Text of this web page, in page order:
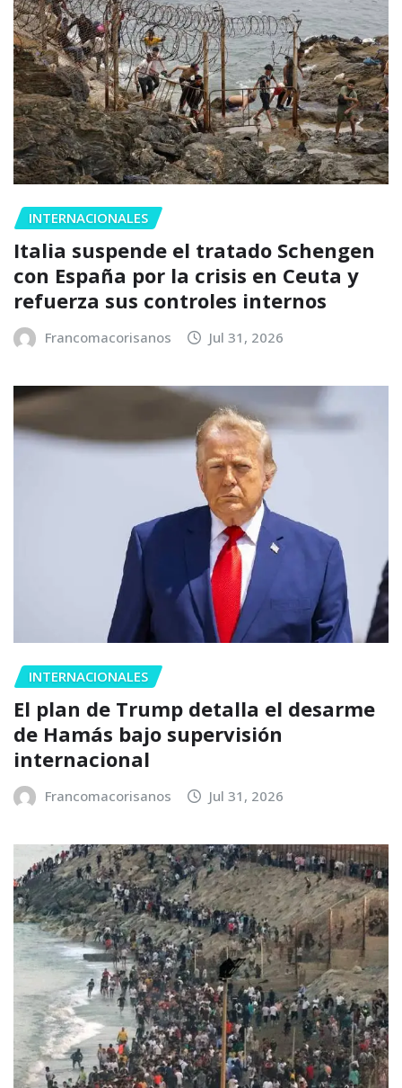
INTERNACIONALES
Italia suspende el tratado Schengen
con España por la crisis en Ceuta y
refuerza sus controles internos
Francomacorisanos Jul 31, 2026
INTERNACIONALES
El plan de Trump detalla el desarme
de Hamás bajo supervisión
internacional
Francomacorisanos Jul 31, 2026